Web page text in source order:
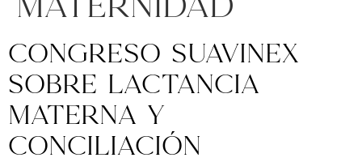
maternidad
Congreso Suavinex
sobre lactancia
materna y
conciliación